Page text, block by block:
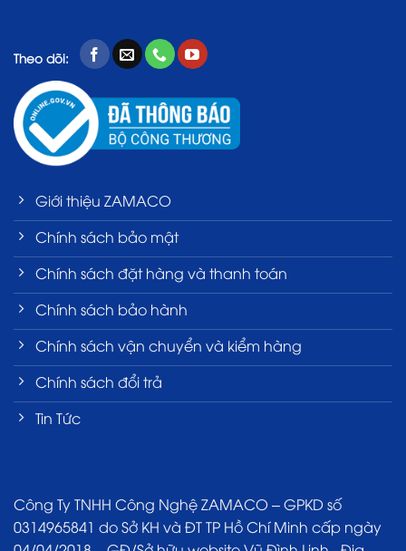
Theo dõi:
Giới thiệu ZAMACO
Chính sách bảo mật
Chính sách đặt hàng và thanh toán
Chính sách bảo hành
Chính sách vận chuyển và kiểm hàng
Chính sách đổi trả
Tin Tức
Công Ty TNHH Công Nghệ ZAMACO – GPKD số
0314965841 do Sở KH và ĐT TP Hồ Chí Minh cấp ngày